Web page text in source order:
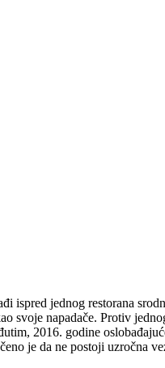
ispred jednog restorana
svoje napadače. Protiv
2016. godine
je da ne postoji uzročna